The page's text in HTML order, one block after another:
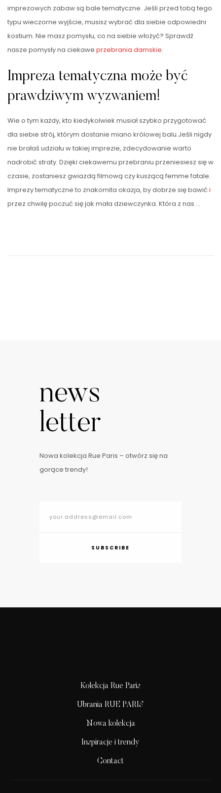
imprezowych zabaw są bale tematyczne. Jeśli przed tobą tego
typu wieczorne wyjście, musisz wybrać dla siebie odpowiedni
kostium. Nie masz pomysłu, co na siebie włożyć? Sprawdź
nasze pomysły na ciekawe przebrania damskie.
Impreza tematyczna może być
prawdziwym wyzwaniem!
Wie o tym każdy, kto kiedykolwiek musiał szybko przygotować
dla siebie strój, którym dostanie miano królowej balu.Jeśli nigdy
nie brałaś udziału w takiej imprezie, zdecydowanie warto
nadrobić straty. Dzięki ciekawemu przebraniu przeniesiesz się w
czasie, zostaniesz gwiazdą filmową czy kuszącą femme fatale.
Imprezy tematyczne to znakomita okazja, by dobrze się bawić i
przez chwilę poczuć się jak mała dziewczynka. Która z nas …
news
letter
Nowa kolekcja Rue Paris – otwórz się na
gorące trendy!
SUBSCRIBE
Kolekcja Rue Paris
Ubrania RUE PARIS
Nowa kolekcja
Inspiracje i trendy
Contact